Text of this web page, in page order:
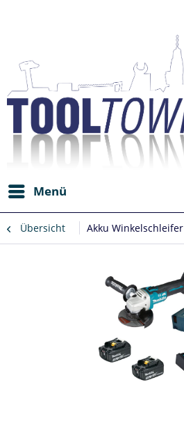
Menü
Übersicht Akku Winkelschleifer